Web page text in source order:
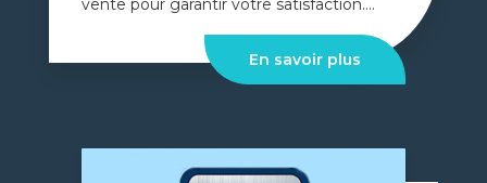
vente pour garantir votre satisfaction....
En savoir plus